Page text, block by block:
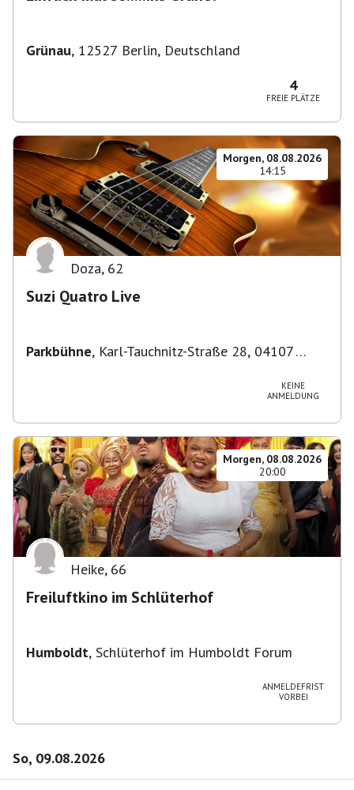
Grünau, 12527 Berlin, Deutschland
4
FREIE PLÄTZE
Morgen, 08.08.2026
14:15
Doza, 62
Suzi Quatro Live
Parkbühne, Karl-Tauchnitz-Straße 28, 04107
KEINE
ANMELDUNG
Morgen, 08.08.2026
20:00
Heike, 66
Freiluftkino im Schlüterhof
Humboldt, Schlüterhof im Humboldt Forum
ANMELDEFRIST
VORBEI
So, 09.08.2026